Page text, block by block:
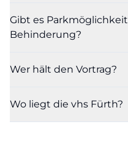
Gibt es
Behinderung?
Wer hält den Vortrag?
Wo liegt die vhs Fürth?